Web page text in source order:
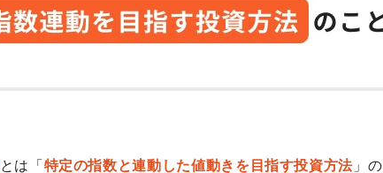
とは「 特定の指数と連動した値動きを目指す投資方法 」